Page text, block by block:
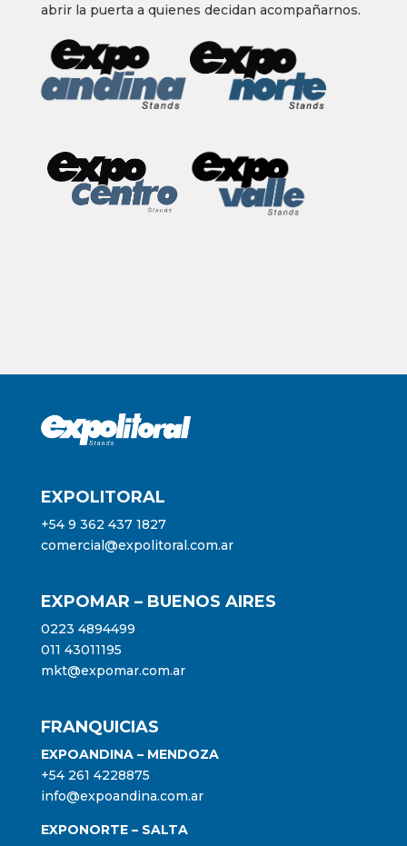
abrir la puerta a quienes decidan acompañarnos.
EXPOLITORAL
+54 9 362 437 1827
comercial@expolitoral.com.ar
EXPOMAR – BUENOS AIRES
0223 4894499
011 43011195
mkt@expomar.com.ar
FRANQUICIAS
EXPOANDINA – MENDOZA
+54 261 4228875
info@expoandina.com.ar
EXPONORTE – SALTA